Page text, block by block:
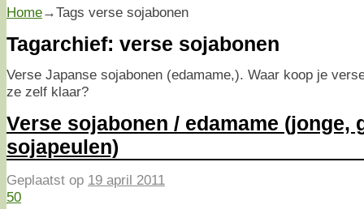
Home→Tags verse sojabonen
Tagarchief: verse sojabonen
Verse Japanse sojabonen (edamame,). Waar koop je
ze zelf klaar?
Verse sojabonen / edamame (jonge,
sojapeulen)
Geplaatst op 19 april 2011
50